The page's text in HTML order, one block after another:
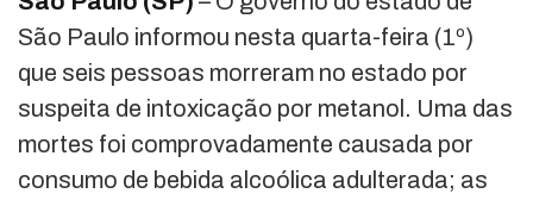
São Paulo informou nesta quarta-feira (1º)
que seis pessoas morreram no estado por
suspeita de intoxicação por metanol. Uma das
mortes foi comprovadamente causada por
consumo de bebida alcoólica adulterada; as